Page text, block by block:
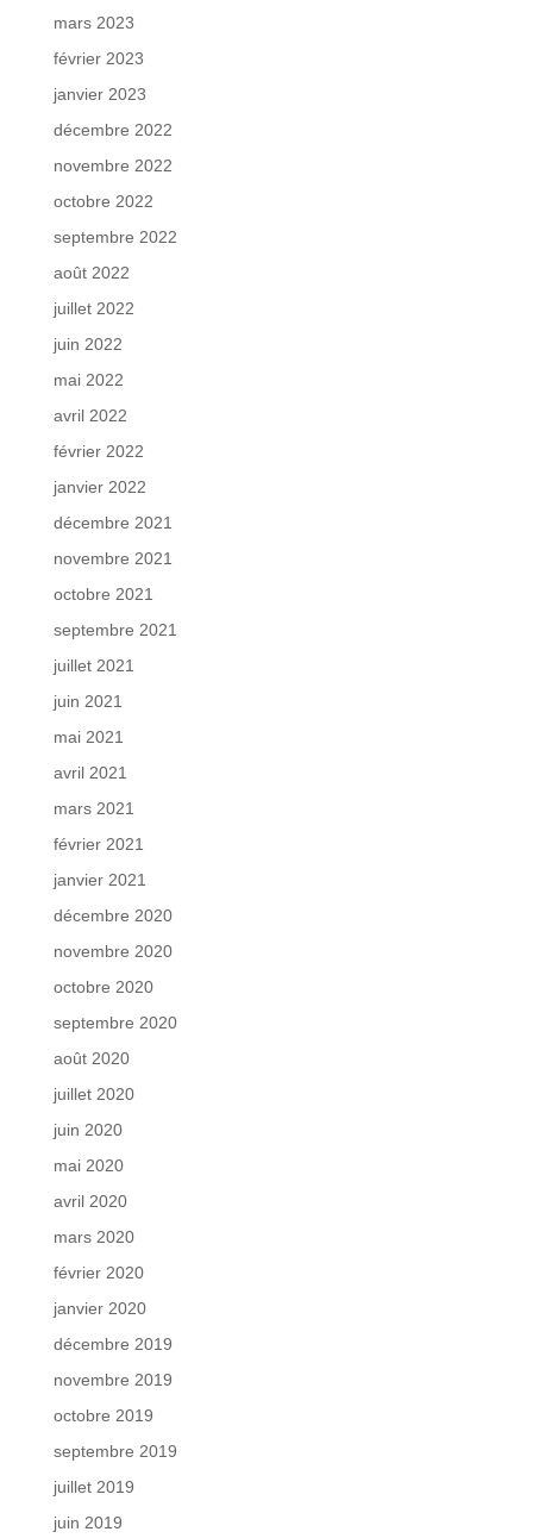
mars 2023
février 2023
janvier 2023
décembre 2022
novembre 2022
octobre 2022
septembre 2022
août 2022
juillet 2022
juin 2022
mai 2022
avril 2022
février 2022
janvier 2022
décembre 2021
novembre 2021
octobre 2021
septembre 2021
juillet 2021
juin 2021
mai 2021
avril 2021
mars 2021
février 2021
janvier 2021
décembre 2020
novembre 2020
octobre 2020
septembre 2020
août 2020
juillet 2020
juin 2020
mai 2020
avril 2020
mars 2020
février 2020
janvier 2020
décembre 2019
novembre 2019
octobre 2019
septembre 2019
juillet 2019
juin 2019